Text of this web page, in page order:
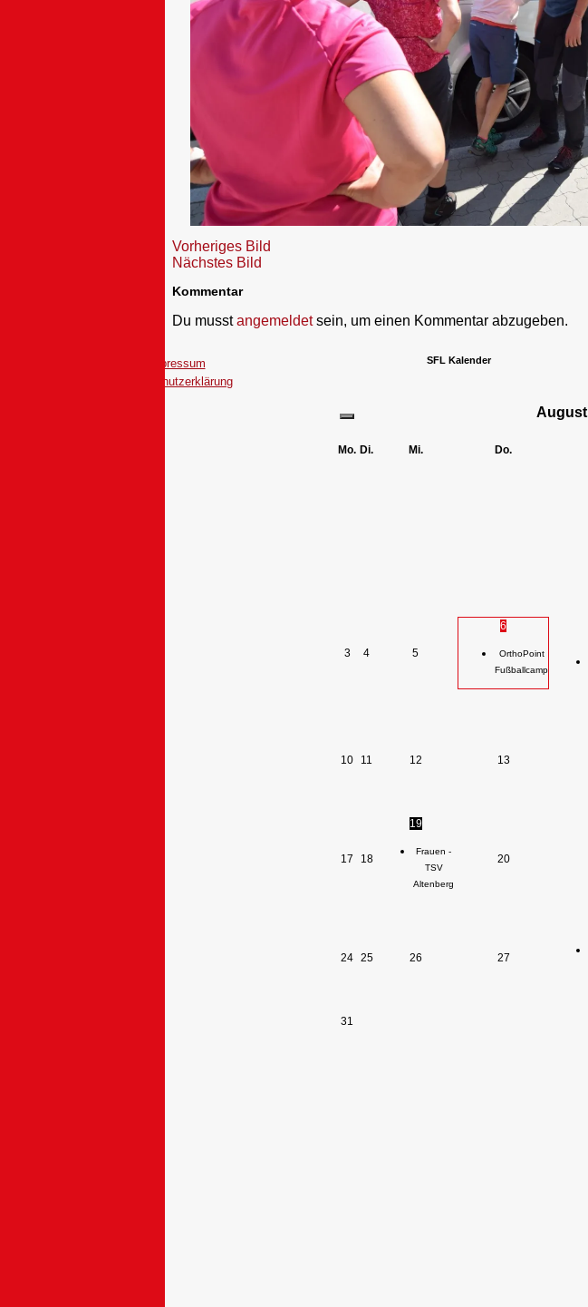
Vorheriges Bild
Nächstes Bild
Kommentar
Du musstangemeldetsein, um einen Kommentar abzugeben.
Impressum
Datenschutzerklärung
SFL Kalender
August
Mo. Di. Mi. Do.
3 4 5
6
OrthoPoint
Fußballcamp
10 11 12 13
17 18
19
Frauen -
TSV
Altenberg
20
24 25 26 27
31